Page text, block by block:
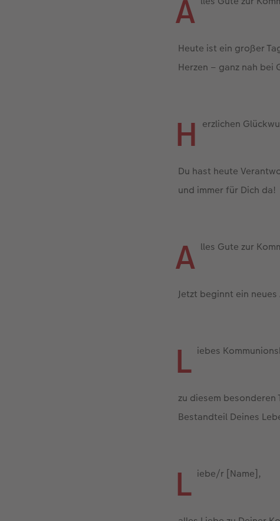
A
Heute ist ein großer
Herzen – ganz nah bei
H erzlichen
Du hast heute
und immer für Dich da!
A lles Gute zur
Jetzt beginnt ein
L iebes
zu diesem
Bestandteil Deines
L iebe/r [Name],